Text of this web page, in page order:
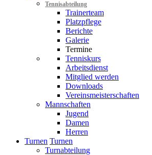
Tennisabteilung
Trainerteam
Platzpflege
Berichte
Galerie
Termine
Tenniskurs
Arbeitsdienst
Mitglied werden
Downloads
Vereinsmeisterschaften
Mannschaften
Jugend
Damen
Herren
Turnen Turnen
Turnabteilung